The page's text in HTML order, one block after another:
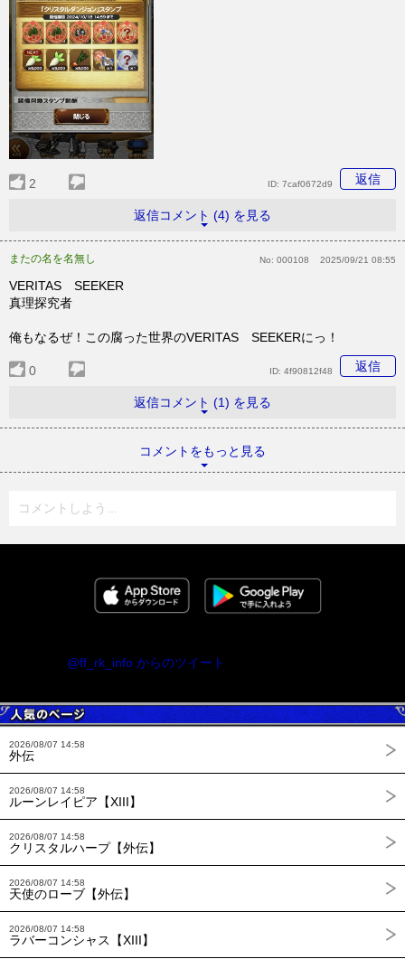
2 返信
ID: 7caf0672d9
返信コメント (4) を見る
またの名を名無し No: 000108 2025/09/21 08:55
VERITAS SEEKER
真理探究者
俺もなるぜ！この腐った世界のVERITAS SEEKERにっ！
0 返信
ID: 4f90812f48
返信コメント (1) を見る
コメントをもっと見る
コメントしよう...
@ff_rk_info からのツイート
2026/08/07 14:58
外伝
2026/08/07 14:58
ルーンレイピア【XIII】
2026/08/07 14:58
クリスタルハープ【外伝】
2026/08/07 14:58
天使のローブ【外伝】
2026/08/07 14:58
ラバーコンシャス【XIII】